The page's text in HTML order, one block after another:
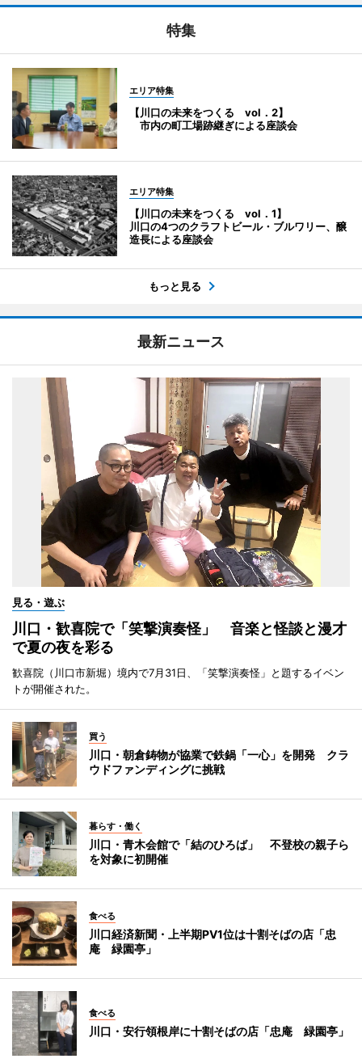
特集
エリア特集
【川口の未来をつくる vol．2】
市内の町工場跡継ぎによる座談会
エリア特集
【川口の未来をつくる vol．1】
川口の4つのクラフトビール・ブルワリー、醸
造長による座談会
もっと見る
最新ニュース
見る・遊ぶ
川口・歓喜院で「笑撃演奏怪」 音楽と怪談と漫才
で夏の夜を彩る
歓喜院（川口市新堀）境内で7月31日、「笑撃演奏怪」と題するイベン
トが開催された。
買う
川口・朝倉鋳物が協業で鉄鍋「一心」を開発 クラ
ウドファンディングに挑戦
暮らす・働く
川口・青木会館で「結のひろば」 不登校の親子ら
を対象に初開催
食べる
川口経済新聞・上半期PV1位は十割そばの店「忠
庵 緑園亭」
食べる
川口・安行領根岸に十割そばの店「忠庵 緑園亭」